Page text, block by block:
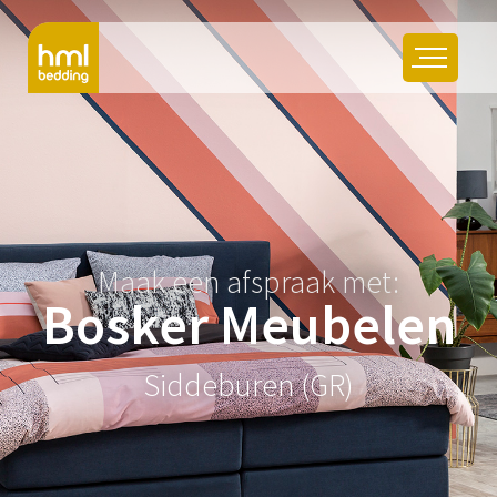
Maak een afspraak met:
Bosker Meubelen
Siddeburen (GR)